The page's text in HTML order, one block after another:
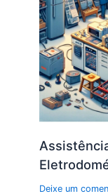
Deixe um